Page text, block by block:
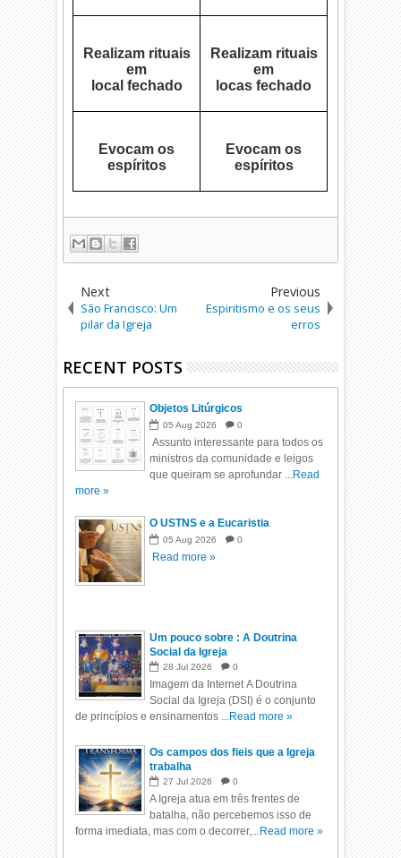
Realizam rituais
em
local fechado
Realizam rituais
em
locas fechado
Evocam os
espíritos
Evocam os
espíritos
Next
São Francisco: Um
pilar da Igreja
Previous
Espiritismo e os seus
erros
RECENT POSTS
Objetos Litúrgicos
05 Aug 2026 0
Assunto interessante para todos os
ministros da comunidade e leigos
que queiram se aprofundar ...Read
more »
O USTNS e a Eucaristia
05 Aug 2026 0
Read more »
Um pouco sobre : A Doutrina
Social da Igreja
28 Jul 2026 0
Imagem da Internet A Doutrina
Social da Igreja (DSI) é o conjunto
de princípios e ensinamentos ...Read more »
Os campos dos fieis que a Igreja
trabalha
27 Jul 2026 0
A Igreja atua em três frentes de
batalha, não percebemos isso de
forma imediata, mas com o decorrer,...Read more »